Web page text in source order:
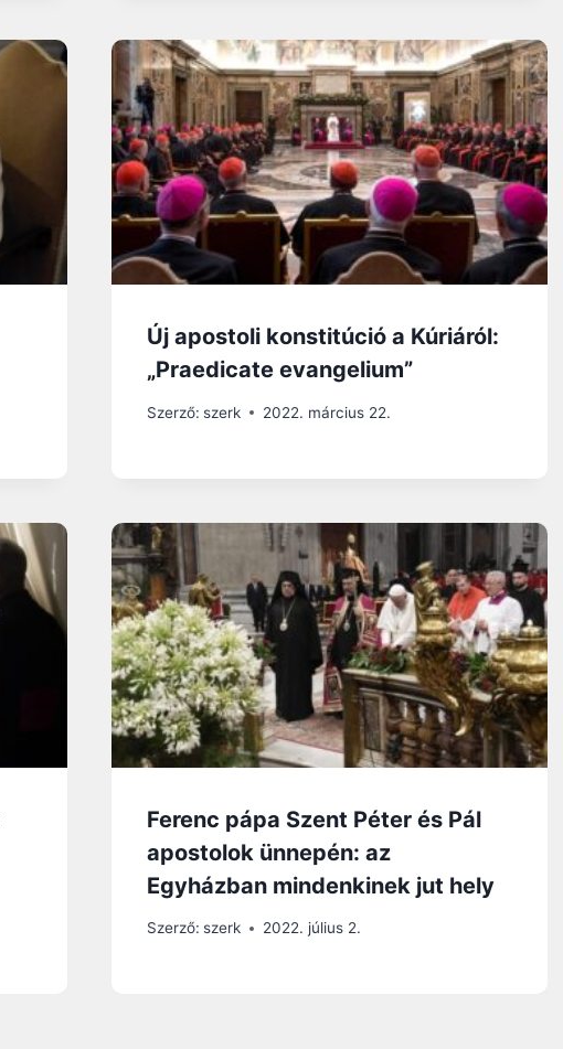
Új apostoli konstitúció a Kúriáról:
„Praedicate evangelium”
Szerző: szerk 2022. március 22.
Ferenc pápa Szent Péter és Pál
apostolok ünnepén: az
Egyházban mindenkinek jut hely
Szerző: szerk 2022. július 2.